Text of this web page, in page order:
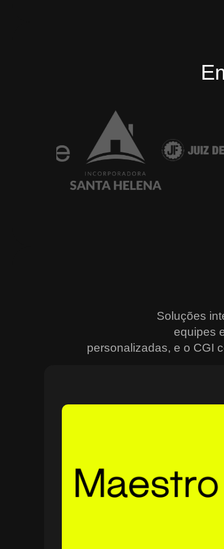
Soluções
equipes
personalizadas, e o CGI
de forma integrada e eficiente. Ideal para
enfrentam dificuldades em centralizar
acompanhar o progresso de atividades